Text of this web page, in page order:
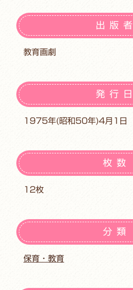
出版者
教育画劇
発行日
1975年(昭和50年)4月1日
枚数
12枚
分類
保育・教育